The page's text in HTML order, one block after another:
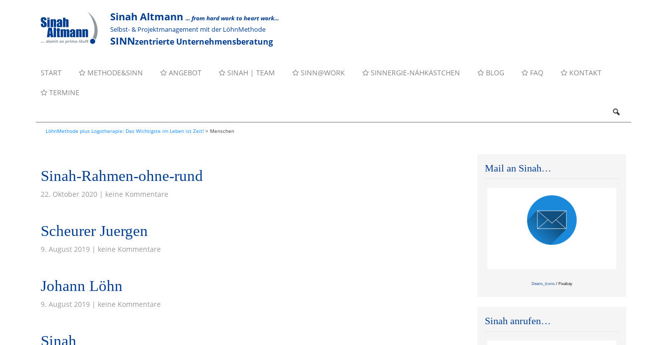
Sinah Altmann ... from hard work to heart work...
Selbst- & Projektmanagement mit der LöhnMethode
SINNzentrierte Unternehmensberatung
START METHODE&SINN ANGEBOT SINAH | TEAM SINN@WORK SINNERGIE-NÄHKÄSTCHEN BLOG FAQ KONTAKT
TERMINE
LöhnMethode plus Logotherapie: Das Wichtigste im Leben ist Zeit! > Menschen
Sinah-Rahmen-ohne-rund
22. Oktober 2020 | keine Kommentare
Scheurer Juergen
9. August 2019 | keine Kommentare
Johann Löhn
9. August 2019 | keine Kommentare
Sinah_
Mail an Sinah…
Deans_Icons/ Pixabay
Sinah anrufen…